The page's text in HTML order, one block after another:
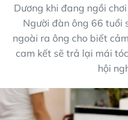
Dương khi đang ngồi
Người đàn ông 66 tuổi
ngoài ra ông cho biết
cam kết sẽ trả lại mái
hội